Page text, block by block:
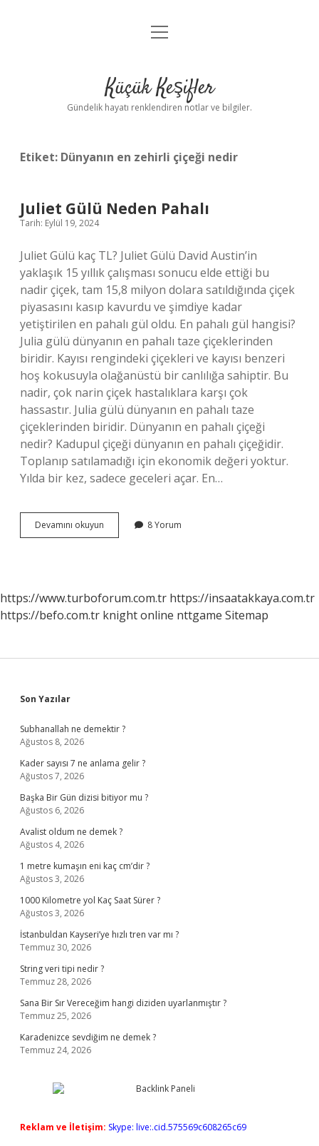
Anasayfa
Yasal Uyarı
menüyü
Küçük Keşifler
Gündelik hayatı renklendiren notlar ve bilgiler.
Etiket: Dünyanın en zehirli çiçeği nedir
Juliet Gülü Neden Pahalı
Tarih: Eylül 19, 2024
Juliet Gülü kaç TL? Juliet Gülü David Austin’in
yaklaşık 15 yıllık çalışması sonucu elde ettiği bu
nadir çiçek, tam 15,8 milyon dolara satıldığında çiçek
piyasasını kasıp kavurdu ve şimdiye kadar
yetiştirilen en pahalı gül oldu. En pahalı gül hangisi?
Julia gülü dünyanın en pahalı taze çiçeklerinden
biridir. Kayısı rengindeki çiçekleri ve kayısı benzeri
hoş kokusuyla olağanüstü bir canlılığa sahiptir. Bu
nadir, çok narin çiçek hastalıklara karşı çok
hassastır. Julia gülü dünyanın en pahalı taze
çiçeklerinden biridir. Dünyanın en pahalı çiçeği
nedir? Kadupul çiçeği dünyanın en pahalı çiçeğidir.
Toplanıp satılamadığı için ekonomik değeri yoktur.
Yılda bir kez, sadece geceleri açar. En…
Devamını okuyun
Gülü
8 Yorum
https://www.turboforum.com.tr https://insaatakkaya.com.tr
https://befo.com.tr knight online nttgame Sitemap
Sidebar
Son Yazılar
Subhanallah ne demektir ?
Ağustos 8, 2026
Kader sayısı 7 ne anlama gelir ?
Ağustos 7, 2026
Başka Bir Gün dizisi bitiyor mu ?
Ağustos 6, 2026
Avalist oldum ne demek ?
Ağustos 4, 2026
1 metre kumaşın eni kaç cm’dir ?
Ağustos 3, 2026
1000 Kilometre yol Kaç Saat Sürer ?
Ağustos 3, 2026
İstanbuldan Kayseri’ye hızlı tren var mı ?
Temmuz 30, 2026
String veri tipi nedir ?
Temmuz 28, 2026
Sana Bir Sır Vereceğim hangi diziden uyarlanmıştır ?
Temmuz 25, 2026
Karadenizce sevdiğim ne demek ?
Temmuz 24, 2026
Reklam ve İletişim: Skype: live:.cid.575569c608265c69